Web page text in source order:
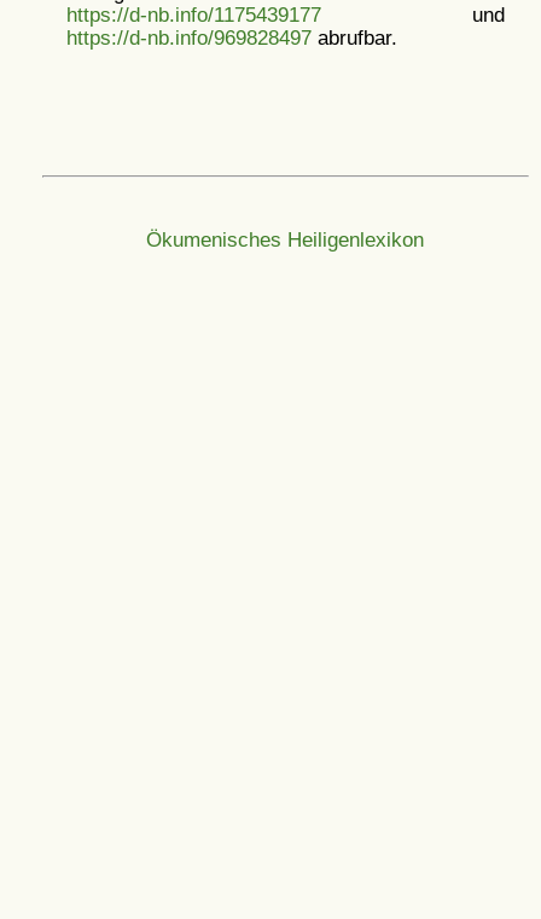
https://d-nb.info/1175439177und
https://d-nb.info/969828497abrufbar.
Ökumenisches Heiligenlexikon